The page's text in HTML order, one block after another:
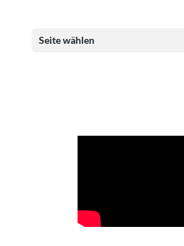
Seite wählen